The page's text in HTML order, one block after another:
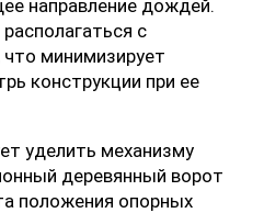
направление дождей.
с
минимизирует
конструкции при ее
уделить механизму
деревянный ворот
положения опорных